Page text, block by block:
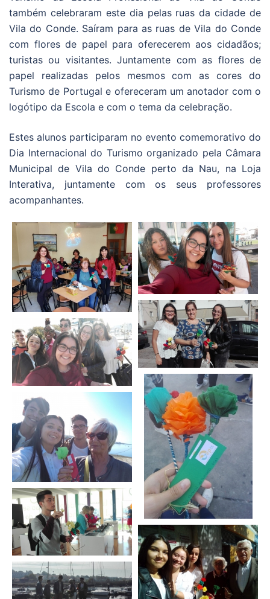
também celebraram este dia pelas ruas da cidade de
Vila do Conde. Saíram para as ruas de Vila do Conde
com flores de papel para oferecerem aos cidadãos;
turistas ou visitantes. Juntamente com as flores de
papel realizadas pelos mesmos com as cores do
Turismo de Portugal e ofereceram um anotador com o
logótipo da Escola e com o tema da celebração.
Estes alunos participaram no evento comemorativo do
Dia Internacional do Turismo organizado pela Câmara
Municipal de Vila do Conde perto da Nau, na Loja
Interativa, juntamente com os seus professores
acompanhantes.